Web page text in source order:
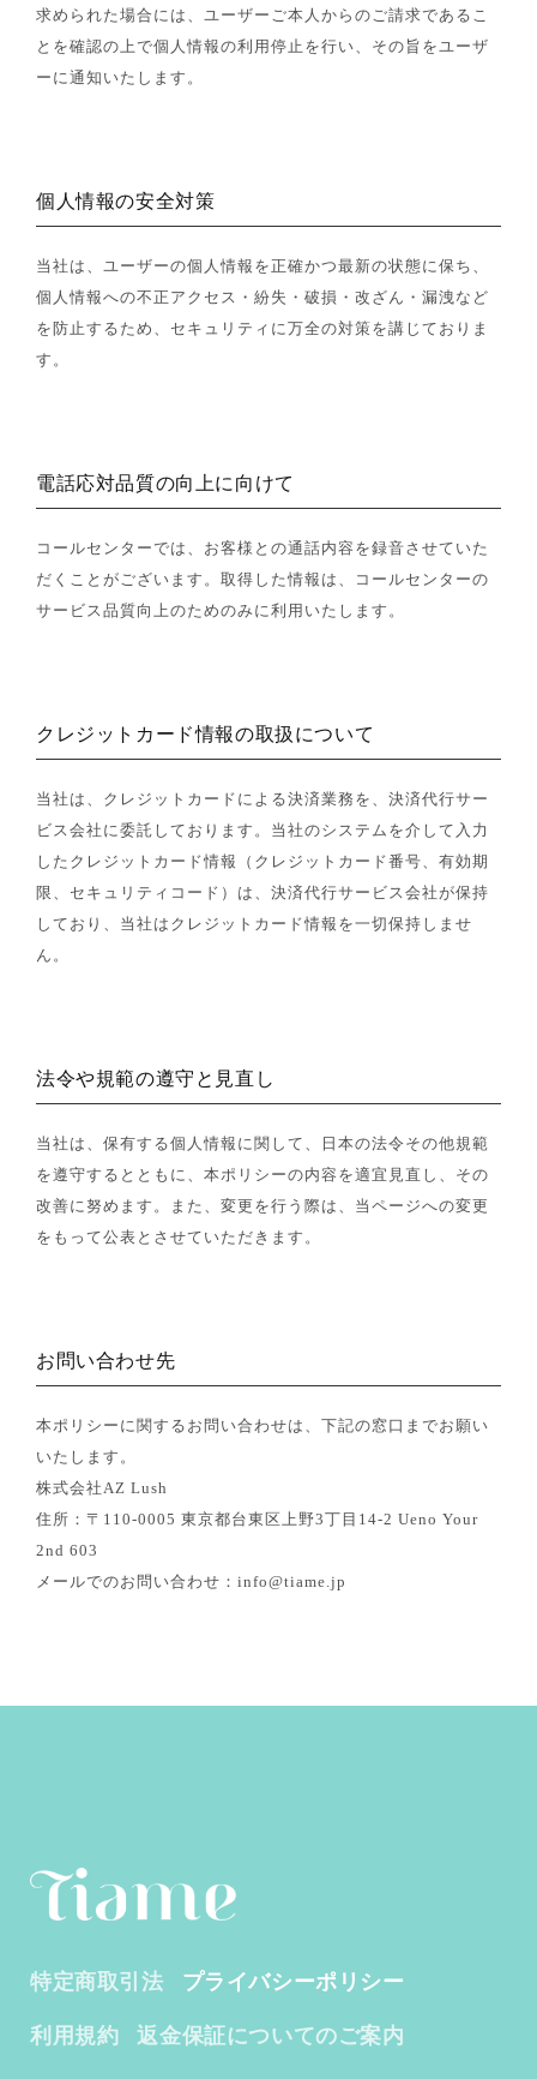
求められた場合には、ユーザーご本人からのご請求であるこ
とを確認の上で個人情報の利用停止を行い、その旨をユーザ
ーに通知いたします。
個人情報の安全対策
当社は、ユーザーの個人情報を正確かつ最新の状態に保ち、
個人情報への不正アクセス・紛失・破損・改ざん・漏洩など
を防止するため、セキュリティに万全の対策を講じておりま
す。
電話応対品質の向上に向けて
コールセンターでは、お客様との通話内容を録音させていた
だくことがございます。取得した情報は、コールセンターの
サービス品質向上のためのみに利用いたします。
クレジットカード情報の取扱について
当社は、クレジットカードによる決済業務を、決済代行サー
ビス会社に委託しております。当社のシステムを介して入力
したクレジットカード情報（クレジットカード番号、有効期
限、セキュリティコード）は、決済代行サービス会社が保持
しており、当社はクレジットカード情報を一切保持しませ
ん。
法令や規範の遵守と見直し
当社は、保有する個人情報に関して、日本の法令その他規範
を遵守するとともに、本ポリシーの内容を適宜見直し、その
改善に努めます。また、変更を行う際は、当ページへの変更
をもって公表とさせていただきます。
お問い合わせ先
本ポリシーに関するお問い合わせは、下記の窓口までお願い
いたします。
株式会社AZ Lush
住所：〒110-0005 東京都台東区上野3丁目14-2 Ueno Your
2nd 603
メールでのお問い合わせ：info@tiame.jp
特定商取引法 プライバシーポリシー
利用規約 返金保証についてのご案内